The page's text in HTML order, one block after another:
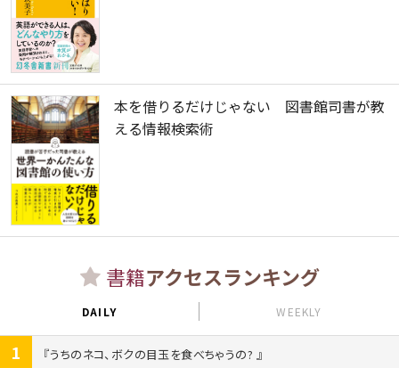
本を借りるだけじゃない 図書館司書が教
える情報検索術
書籍アクセスランキング
DAILY WEEKLY
1
うちのネコ、ボクの目玉を食べちゃうの?